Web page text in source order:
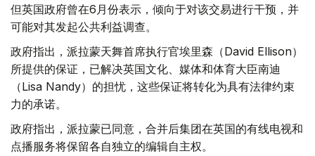
但英国政府曾在6月份表示，倾向于对该交易进行干预，并
可能对其发起公共利益调查。
政府指出，派拉蒙天舞首席执行官埃里森（David Ellison）
所提供的保证，已解决英国文化、媒体和体育大臣南迪
（Lisa Nandy）的担忧，这些保证将转化为具有法律约束
力的承诺。
政府指出，派拉蒙已同意，合并后集团在英国的有线电视和
点播服务将保留各自独立的编辑自主权。